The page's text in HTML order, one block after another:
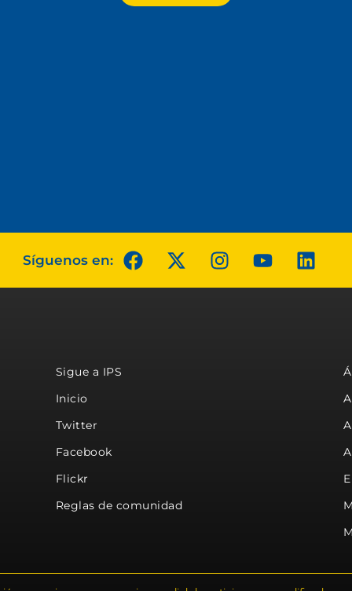
Síguenos en:
Sigue a IPS
Inicio
Twitter
Facebook
Flickr
Reglas de comunidad